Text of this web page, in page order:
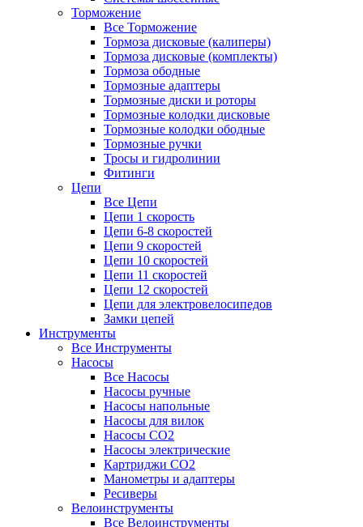
Торможение
Все Торможение
Тормоза дисковые (калиперы)
Тормоза дисковые (комплекты)
Тормоза ободные
Тормозные адаптеры
Тормозные диски и роторы
Тормозные колодки дисковые
Тормозные колодки ободные
Тормозные ручки
Тросы и гидролинии
Фитинги
Цепи
Все Цепи
Цепи 1 скорость
Цепи 6-8 скоростей
Цепи 9 скоростей
Цепи 10 скоростей
Цепи 11 скоростей
Цепи 12 скоростей
Цепи для электровелосипедов
Замки цепей
Инструменты
Все Инструменты
Насосы
Все Насосы
Насосы ручные
Насосы напольные
Насосы для вилок
Насосы CO2
Насосы электрические
Картриджи CO2
Манометры и адаптеры
Ресиверы
Велоинструменты
Все Велоинструменты